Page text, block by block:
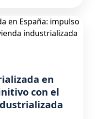
en
con el